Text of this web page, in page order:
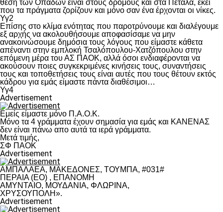
θέση των Οπαδών είναι στους δρόμους και στα Πέταλα, εκεί
που τα πράγματα ζορίζουν και μόνο σαν ένα έρχονται οι νίκες.
Υγ2
Επίσης στο κλίμα ενότητας που παροτρύνουμε και διαλέγουμε
εξ αρχής να ακολουθήσουμε αποφασίσαμε να μην
ανακοινώσουμε δημόσια τους λόγους που είμαστε κάθετα
απέναντι στην εμπλοκή Τσαλόπουλου-Χατζόπουλου στην
επόμενη μέρα του ΑΣ ΠΑΟΚ, αλλά όσοι ενδιαφέρονται να
ακούσουν ποιες συγκεκριμένες κινήσεις τους, συναντήσεις
τους και τοποθετήσεις τους είναι αυτές που τους θέτουν εκτός
κάδρου για εμάς είμαστε πάντα διαθέσιμοι…
Υγ4
Advertisement
Εμείς είμαστε μόνο Π.Α.Ο.Κ.
Μόνο τα 4 γράμματα έχουν σημασία για εμάς και ΚΑΝΕΝΑΣ
δεν είναι πάνω απο αυτά τα ιερά γράμματα.
Μετά τιμής,
ΣΦ ΠΑΟΚ
Advertisement
ΑΜΠΑΛΑΕΑ, ΜΑΚΕΔΟΝΕΣ, ΤΟΥΜΠΑ, #031#
ΠΕΡΑΙΑ (ΕΟ) , ΕΠΑΝΟΜΗ
ΑΜΥΝΤΑΙΟ, ΜΟΥΔΑΝΙΑ, ΦΛΩΡΙΝΑ,
ΧΡΥΣΟΥΠΟΛΗ».
Advertisement